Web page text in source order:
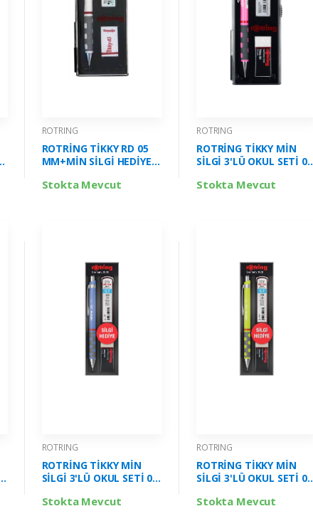
ROTRING
ROTRİNG TİKKY RD 05
MM+MİN SİLGİ HEDİYELİ
Stokta Mevcut
ROTRING
ROTRİNG TİKKY MİN
SİLGİ 3'LÜ OKUL SETİ 05
RO-KK0705AHUDUDU
Stokta Mevcut
ROTRING
ROTRİNG TİKKY MİN
SİLGİ 3'LÜ OKUL SETİ 07
KK07-07-MMAVI
Stokta Mevcut
ROTRING
ROTRİNG TİKKY MİN
SİLGİ 3'LÜ OKUL SETİ 07
KK07-07-
Stokta Mevcut